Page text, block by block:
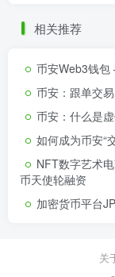
相关推荐
币安Web3钱包
币安：跟单交
币安：什么是
如何成为币安“
NFT数字艺术
币天使轮融资
加密货币平台
关